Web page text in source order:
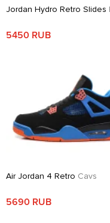
Jordan Hydro Retro Slides
5450 RUB
Air Jordan 4 Retro Cavs
5690 RUB